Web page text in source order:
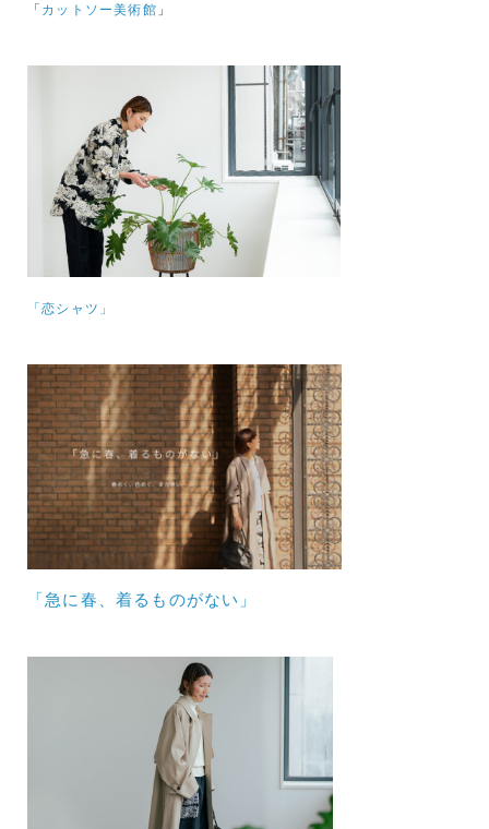
「 カットソー美術館 」
「恋シャツ」
「急に春、着るものがない」